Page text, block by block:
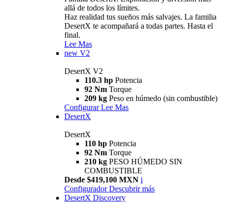
allá de todos los límites.
Haz realidad tus sueños más salvajes. La familia
DesertX te acompañará a todas partes. Hasta el
final.
Lee Mas
new V2
DesertX V2
110.3 hp Potencia
92 Nm Torque
209 kg Peso en húmedo (sin combustible)
Configurar Lee Mas
DesertX
DesertX
110 hp Potencia
92 Nm Torque
210 kg PESO HÚMEDO SIN
COMBUSTIBLE
Desde $419,100 MXN i
Configurador Descubrir más
DesertX Discovery